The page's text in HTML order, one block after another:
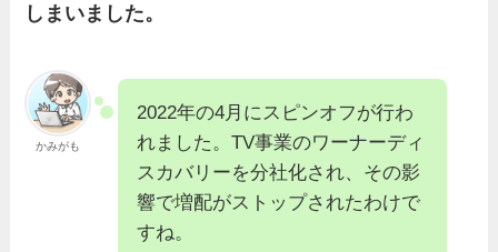
しまいました。
かみがも
2022年の4月にスピンオフが行わ
れました。TV事業のワーナーディ
スカバリーを分社化され、その影
響で増配がストップされたわけで
すね。